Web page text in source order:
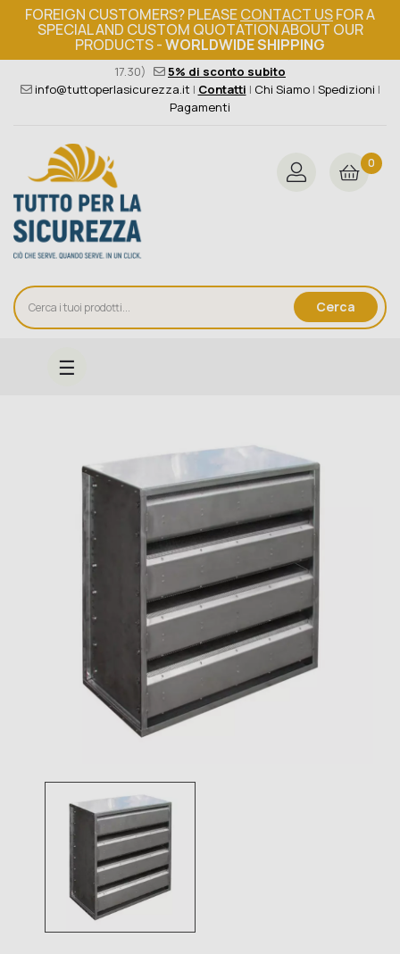
FOREIGN CUSTOMERS? PLEASECONTACT USFOR A
SPECIAL AND CUSTOM QUOTATION ABOUT OUR
PRODUCTS -WORLDWIDE SHIPPING
Ordine minimo 149€+iva 376 004 4000(Lun - Ven / 8.30 -
17.30)
5% di sconto subito
info@tuttoperlasicurezza.it | Contatti | Chi Siamo| Spedizioni |
Pagamenti
Cerca
0
navigazione
☰